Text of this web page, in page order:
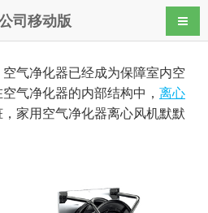
司移动版 导航
气净化器已经成为保障室内空
气净化器的内部结构中， 离心
家用空气净化器离心风机默默